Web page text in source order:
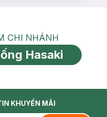
Tìm chi nhánh
CHI NHÁNH
Hasaki
KHUYẾN MÃI